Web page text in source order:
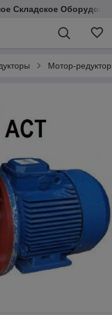
Складское
Мотор-